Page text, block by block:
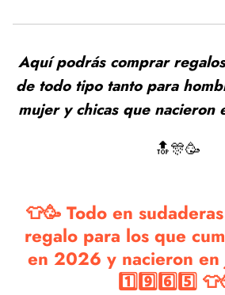
Aquí podrás comprar
de todo tipo tanto para
mujer y chicas que
🔝🎊🥳
👕🥳 Todo en
regalo para los que
en 2026 y nacieron
1️⃣9️⃣6️⃣5️⃣